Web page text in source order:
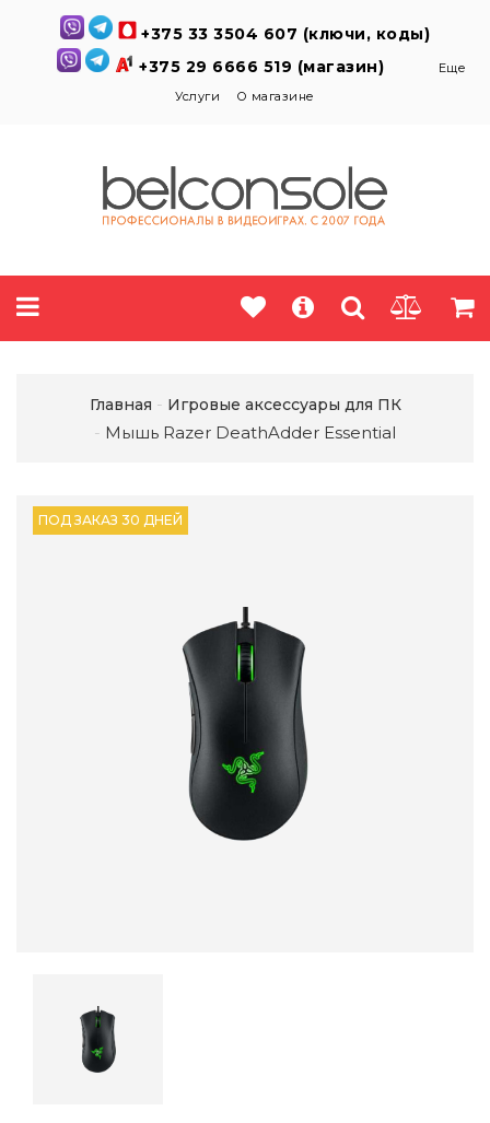
+375 33 3504 607 (ключи, коды)
+375 29 6666 519 (магазин)
Еще
Услуги
О магазине
Главная Игровые аксессуары для ПК
Мышь Razer DeathAdder Essential
ПОД ЗАКАЗ 30 ДНЕЙ